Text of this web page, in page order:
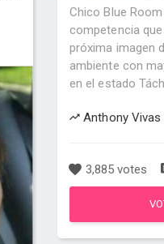
Chico Blue
competencia
próxima imagen
ambiente con
en el estado
Anthony Vivas
3,885 votes